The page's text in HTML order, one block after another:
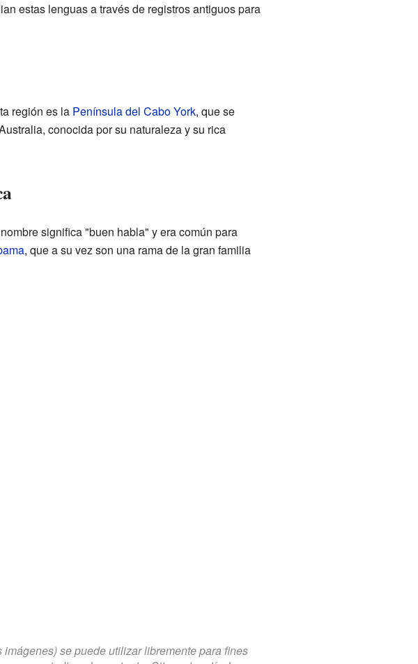
estas lenguas a través de registros antiguos para
región es la Península del Cabo York, que se
conocida por su naturaleza y su rica
significa "buen habla" y era común para
, que a su vez son una rama de la gran familia
se puede utilizar libremente para fines